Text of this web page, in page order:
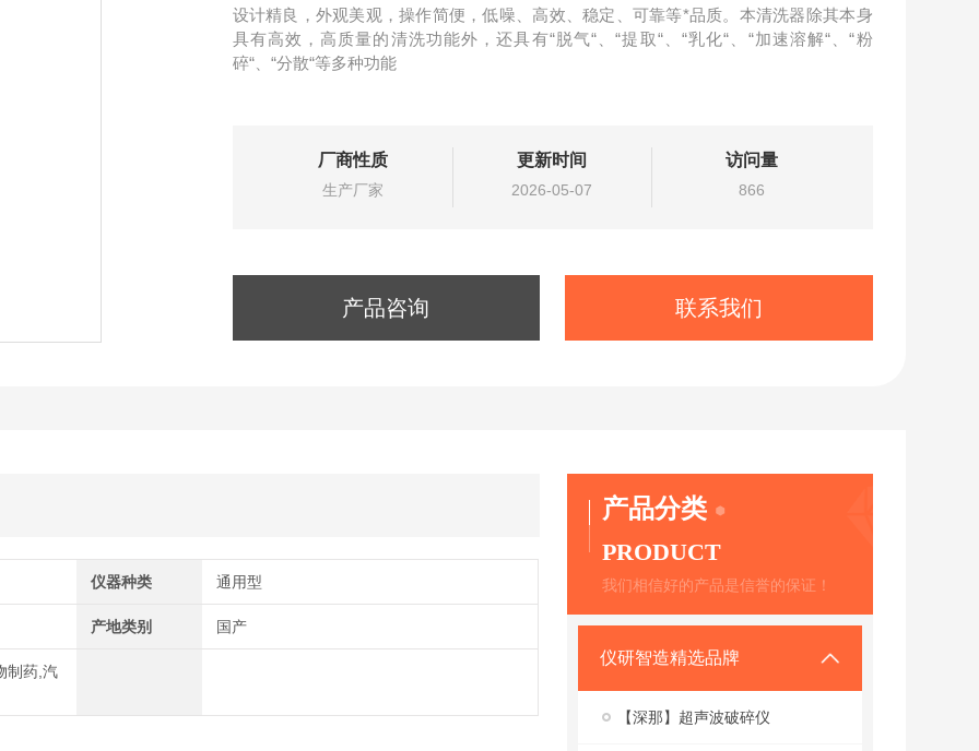
设计精良，外观美观，操作简便，低噪、高效、稳定、可靠等*品质。本清洗器除其本身
具有高效，高质量的清洗功能外，还具有“脱气“、“提取“、“乳化“、“加速溶解“、“粉
碎“、“分散“等多种功能
厂商性质
生产厂家
更新时间
2026-05-07
访问量
866
产品咨询 联系我们
仪器种类 通用型
产地类别 国产
制药,汽
产品分类
PRODUCT
我们相信好的产品是信誉的保证！
仪研智造精选品牌
【深那】超声波破碎仪